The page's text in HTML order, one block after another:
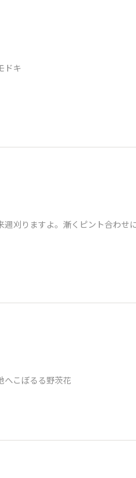
ドキ
刈りますよ。漸くピント合わせ
へこぼるる野茨花